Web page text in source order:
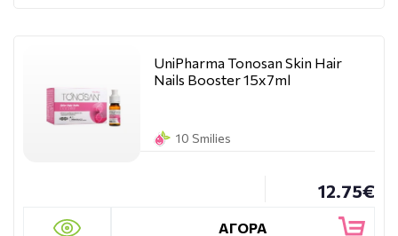
UniPharma Tonosan Skin Hair
Nails Booster 15x7ml
10 Smilies
12.75€
ΑΓΟΡΑ